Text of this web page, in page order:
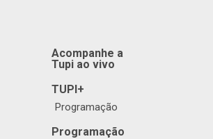
Acompanhe a
Tupi ao vivo
TUPI+
Programação
Programação